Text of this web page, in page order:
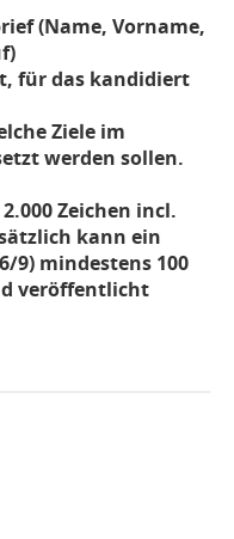
(Name, Vorname,
für das kandidiert
Ziele im
werden sollen.
Zeichen incl.
kann ein
9) mindestens 100
veröffentlicht